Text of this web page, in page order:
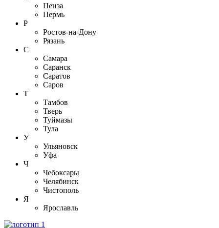
Пенза
Пермь
Р
Ростов-на-Дону
Рязань
С
Самара
Саранск
Саратов
Саров
Т
Тамбов
Тверь
Туймазы
Тула
У
Ульяновск
Уфа
Ч
Чебоксары
Челябинск
Чистополь
Я
Ярославль